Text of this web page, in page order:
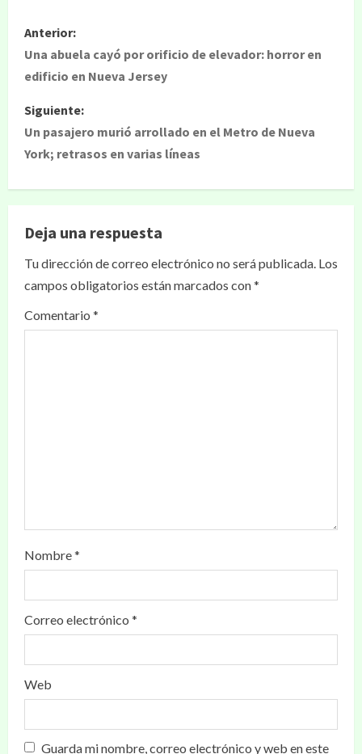
Anterior:
Una abuela cayó por orificio de elevador: horror en
edificio en Nueva Jersey
Siguiente:
Un pasajero murió arrollado en el Metro de Nueva
York; retrasos en varias líneas
Deja una respuesta
Tu dirección de correo electrónico no será publicada. Los
campos obligatorios están marcados con*
Comentario *
Nombre*
Correo electrónico *
Web
Guarda mi nombre, correo electrónico y web en este